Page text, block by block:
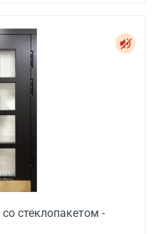
стеклопакетом -